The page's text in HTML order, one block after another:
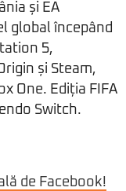
și EA
global începând
5,
și Steam,
One. Ediția FIFA
Switch.
de Facebook!